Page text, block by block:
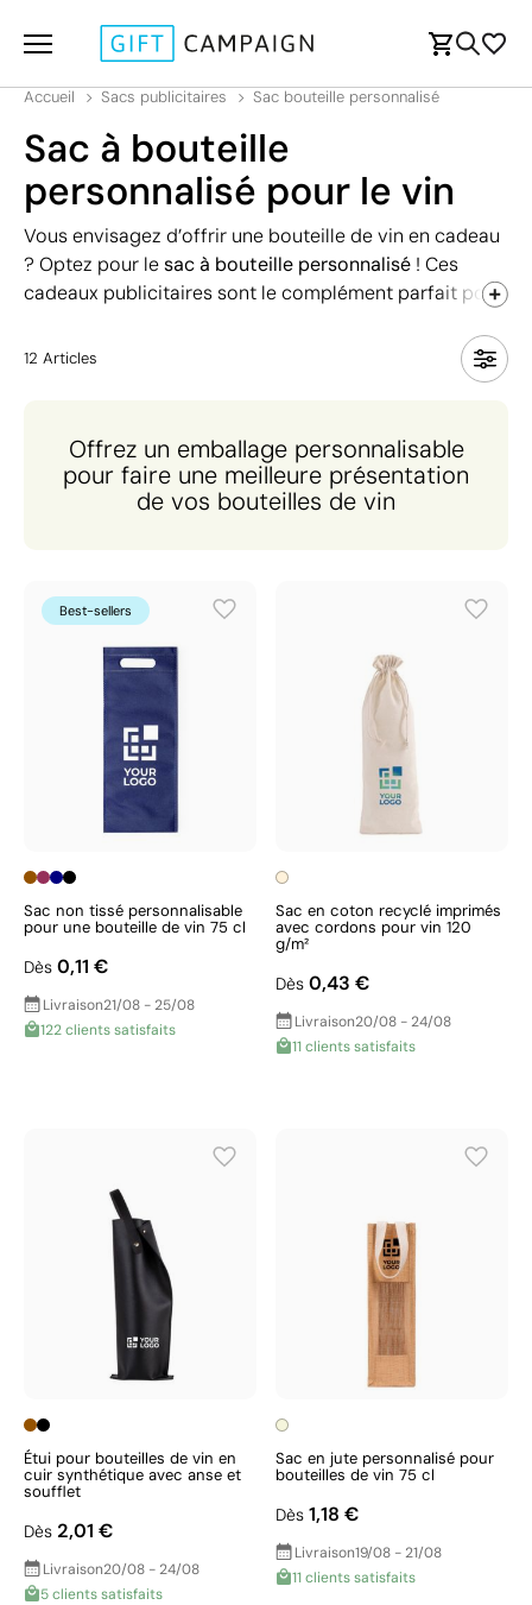
Accueil Sacs publicitaires Sac bouteille personnalisé
Sac à bouteille
personnalisé pour le vin
Vous envisagez d’offrir une bouteille de vin en cadeau
? Optez pour lesac à bouteille personnalisé ! Ces
cadeaux publicitaires sont le complément parfait pour
pour une
. De plus, votre logo peut
être imprimé de façon très visible, ce qui donnera de la
éco-responsable, nous proposons des modèles en
liège, jute et kraft. Offrez un cadeau unique !
12 Articles
Offrez un emballage personnalisable
pour faire une meilleure présentation
de vos bouteilles de vin
Best-sellers
Sac non tissé personnalisable
pour une bouteille de vin 75 cl
Dès 0,11 €
Livraison21/08 - 25/08
122 clients satisfaits
Sac en coton recyclé imprimés
avec cordons pour vin 120
g/m²
Dès 0,43 €
Livraison20/08 - 24/08
11 clients satisfaits
Étui pour bouteilles de vin en
cuir synthétique avec anse et
soufflet
Dès 2,01 €
Livraison20/08 - 24/08
5 clients satisfaits
Sac en jute personnalisé pour
bouteilles de vin 75 cl
Dès 1,18 €
Livraison19/08 - 21/08
11 clients satisfaits